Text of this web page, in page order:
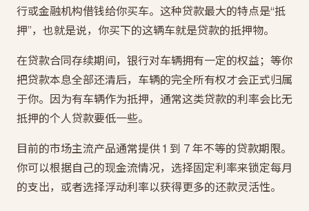
行或金融机构借钱给你买车。这种贷款最大的特点是“抵
押”，也就是说，你买下的这辆车就是贷款的抵押物。
在贷款合同存续期间，银行对车辆拥有一定的权益；等你
把贷款本息全部还清后，车辆的完全所有权才会正式归属
于你。因为有车辆作为抵押，通常这类贷款的利率会比无
抵押的个人贷款要低一些。
目前的市场主流产品通常提供 1 到 7 年不等的贷款期限。
你可以根据自己的现金流情况，选择固定利率来锁定每月
的支出，或者选择浮动利率以获得更多的还款灵活性。